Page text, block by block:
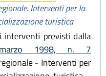
Interventi per la
turistica
interventi previsti dalla
1998, n. 7
- Interventi per